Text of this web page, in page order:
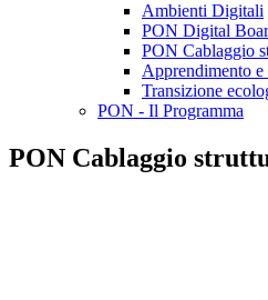
Ambienti Digitali
PON Digital
PON Cablaggio
Apprendimento e
Transizione
PON - Il Programma
PON Cablaggio